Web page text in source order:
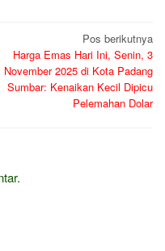
Pos berikutnya
Harga Emas Hari Ini, Senin, 3
November 2025 di Kota Padang
Sumbar: Kenaikan Kecil Dipicu
Pelemahan Dolar